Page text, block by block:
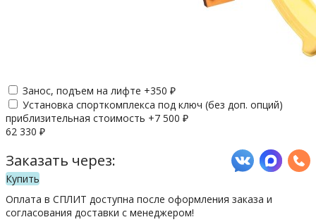
Занос, подъем на лифте +350 ₽
Установка спорткомплекса под ключ (без доп. опций)
приблизительная стоимость +7 500 ₽
62 330 ₽
Заказать через:
Купить
Оплата в СПЛИТ доступна после оформления заказа и
согласования доставки с менеджером!